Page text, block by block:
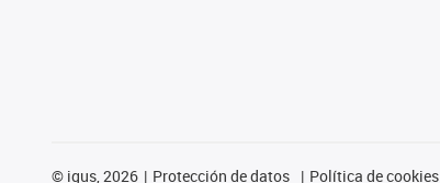
© igus, 2026 Protección de datos Política de cookies